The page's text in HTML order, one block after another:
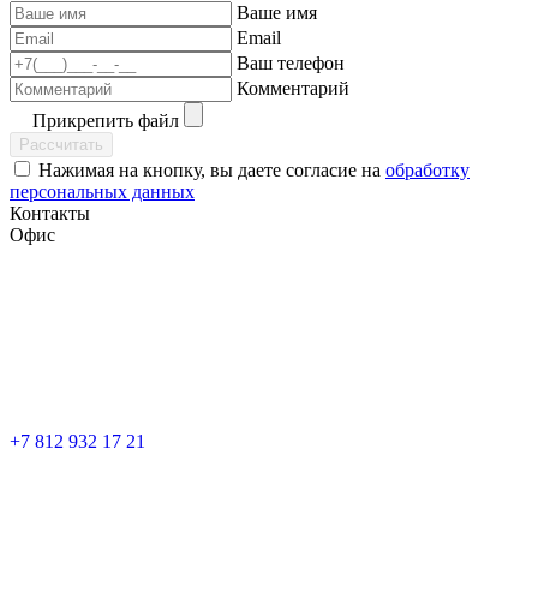
Ваше имя
Email
Ваш телефон
Комментарий
Прикрепить файл
Рассчитать
Нажимая на кнопку, вы даете согласие на обработку
персональных данных
Контакты
Офис
+7 812 932 17 21